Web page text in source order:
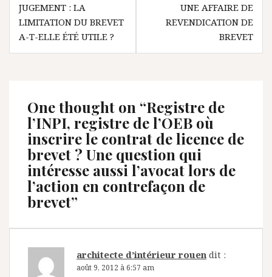
JUGEMENT : LA
LIMITATION DU BREVET
A-T-ELLE ÉTÉ UTILE ?
UNE AFFAIRE DE
REVENDICATION DE
BREVET
One thought on “Registre de
l’INPI, registre de l’OEB où
inscrire le contrat de licence de
brevet ? Une question qui
intéresse aussi l’avocat lors de
l’action en contrefaçon de
brevet”
architecte d’intérieur rouen dit :
août 9, 2012 à 6:57 am